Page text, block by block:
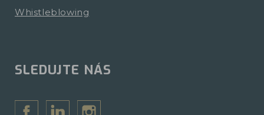
Whistleblowing
SLEDUJTE NÁS